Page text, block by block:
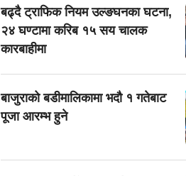
बढ्दै ट्राफिक नियम उल्ङघनका घटना,
२४ घण्टामा करिब १५ सय चालक
कारबाहीमा
बाजुराको बडीमालिकामा भदौ १ गतेबाट
पूजा आरम्भ हुने